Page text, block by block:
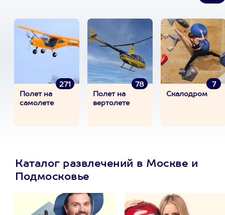
271
Полет на
самолете
78
Полет на
вертолете
7
Скалодром
Каталог развлечений в Москве и
Подмосковье